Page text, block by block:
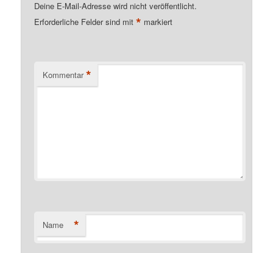
Deine E-Mail-Adresse wird nicht veröffentlicht.
Erforderliche Felder sind mit* markiert
Kommentar *
Name *